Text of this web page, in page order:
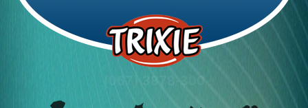
(067) 3878-300